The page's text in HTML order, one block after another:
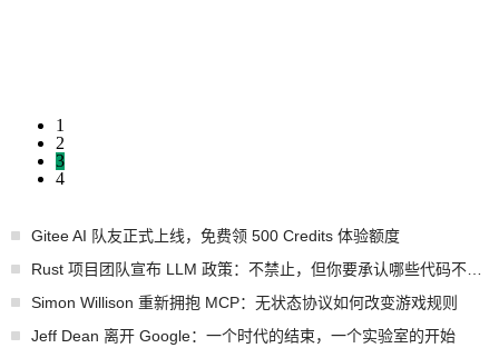
1
2
3
4
Gitee AI 队友正式上线，免费领 500 Credits 体验额度
Simon Willison 重新拥抱 MCP：无状态协议如何改变游戏规则
Jeff Dean 离开 Google：一个时代的结束，一个实验室的开始